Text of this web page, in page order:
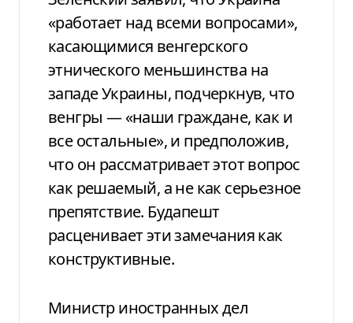
«работает над всеми вопросами»,
касающимися венгерского
этнического меньшинства на
западе Украины, подчеркнув, что
венгры — «наши граждане, как и
все остальные», и предположив,
что он рассматривает этот вопрос
как решаемый, а не как серьезное
препятствие. Будапешт
расценивает эти замечания как
конструктивные.
Министр иностранных дел